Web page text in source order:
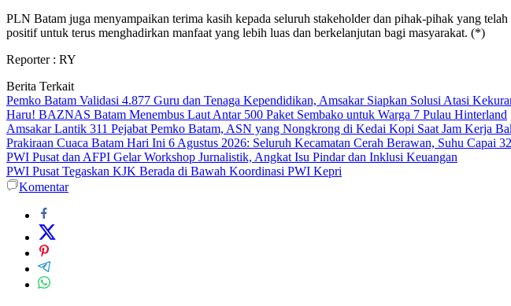
PLN Batam juga menyampaikan terima kasih kepada seluruh stakeholder dan pihak-pihak yang
positif untuk terus menghadirkan manfaat yang lebih luas dan berkelanjutan bagi masyarakat. (*)
Reporter : RY
Berita Terkait
Pemko Batam Validasi 4.877 Guru dan Tenaga Kependidikan, Amsakar Siapkan Solusi Atasi
Haru! BAZNAS Batam Menembus Laut Antar 500 Paket Sembako untuk Warga 7 Pulau Hinterland
Amsakar Lantik 311 Pejabat Pemko Batam, ASN yang Nongkrong di Kedai Kopi Saat Jam Kerja
Prakiraan Cuaca Batam Hari Ini 6 Agustus 2026: Seluruh Kecamatan Cerah Berawan, Suhu Capai
PWI Pusat dan AFPI Gelar Workshop Jurnalistik, Angkat Isu Pindar dan Inklusi Keuangan
PWI Pusat Tegaskan KJK Berada di Bawah Koordinasi PWI Kepri
Komentar